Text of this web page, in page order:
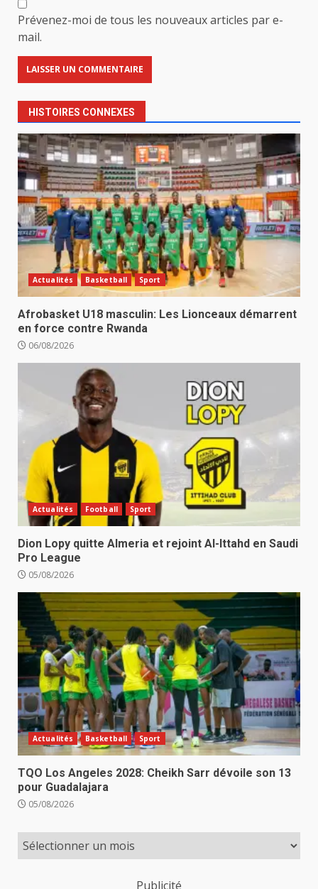
Prévenez-moi de tous les nouveaux articles par e-
mail.
HISTOIRES CONNEXES
Actualités Basketball Sport
Afrobasket U18 masculin: Les Lionceaux démarrent
en force contre Rwanda
06/08/2026
Actualités Football Sport
Dion Lopy quitte Almeria et rejoint Al-Ittahd en Saudi
Pro League
05/08/2026
Actualités Basketball Sport
TQO Los Angeles 2028: Cheikh Sarr dévoile son 13
pour Guadalajara
05/08/2026
Publicité